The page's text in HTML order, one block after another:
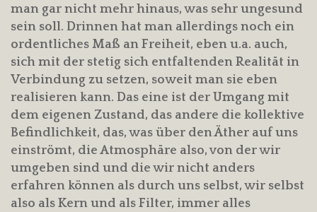
man gar nicht mehr hinaus, was sehr ungesund
sein soll. Drinnen hat man allerdings noch ein
ordentliches Maß an Freiheit, eben u.a. auch,
sich mit der stetig sich entfaltenden Realität in
Verbindung zu setzen, soweit man sie eben
realisieren kann. Das eine ist der Umgang mit
dem eigenen Zustand, das andere die kollektive
Befindlichkeit, das, was über den Äther auf uns
einströmt, die Atmosphäre also, von der wir
umgeben sind und die wir nicht anders
erfahren können als durch uns selbst, wir selbst
also als Kern und als Filter, immer alles